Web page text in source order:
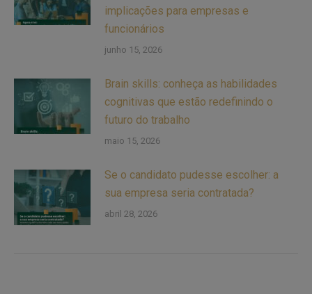
implicações para empresas e
funcionários
junho 15, 2026
Brain skills: conheça as habilidades
cognitivas que estão redefinindo o
futuro do trabalho
maio 15, 2026
Se o candidato pudesse escolher: a
sua empresa seria contratada?
abril 28, 2026